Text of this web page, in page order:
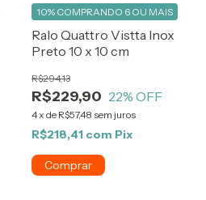
Ralo Quattro Vistta Inox
Preto 10 x 10 cm
R$229,90
R$294,13
22% OFF
4 x de R$57,48 sem juros
10% COMPRANDO 6 OU MAIS
R$218,41 com Pix